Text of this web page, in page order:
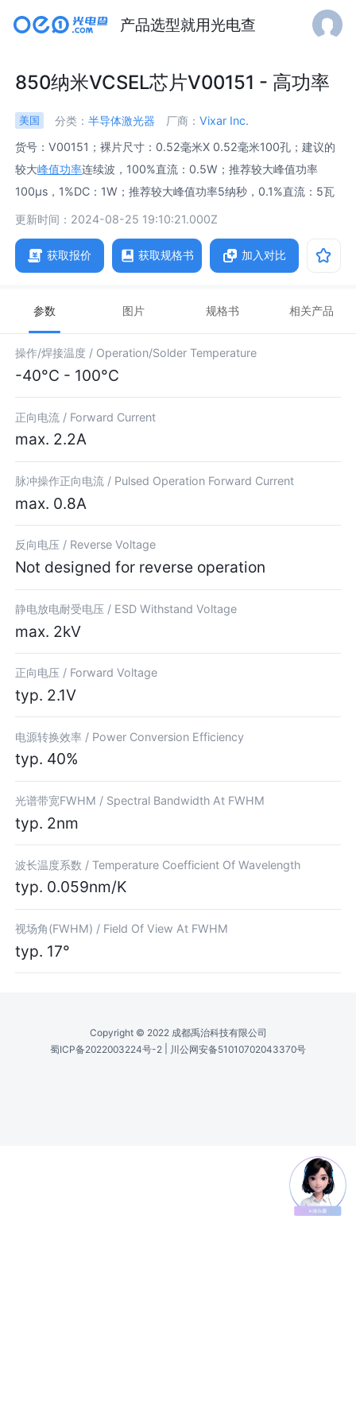
产品选型就用光电查
850纳米VCSEL芯片V00151 - 高功率
美国 分类： 半导体激光器 厂商：Vixar Inc.
货号：V00151；裸片尺寸：0.52毫米X 0.52毫米100孔；建议的
较大峰值功率连续波，100%直流：0.5W；推荐较大峰值功率
100μs，1%DC：1W；推荐较大峰值功率5纳秒，0.1%直流：5瓦
更新时间：2024-08-25 19:10:21.000Z
获取报价 获取规格书 加入对比
参数 图片 规格书 相关产品
操作/焊接温度 / Operation/Solder Temperature
-40°C - 100°C
正向电流 / Forward Current
max. 2.2A
脉冲操作正向电流 / Pulsed Operation Forward Current
max. 0.8A
反向电压 / Reverse Voltage
Not designed for reverse operation
静电放电耐受电压 / ESD Withstand Voltage
max. 2kV
正向电压 / Forward Voltage
typ. 2.1V
电源转换效率 / Power Conversion Efficiency
typ. 40%
光谱带宽FWHM / Spectral Bandwidth At FWHM
typ. 2nm
波长温度系数 /Temperature Coefficient Of Wavelength
typ. 0.059nm/K
视场角(FWHM) / Field Of View At FWHM
typ. 17°
Copyright © 2022 成都禹治科技有限公司
蜀ICP备2022003224号-2
川公网安备51010702043370号